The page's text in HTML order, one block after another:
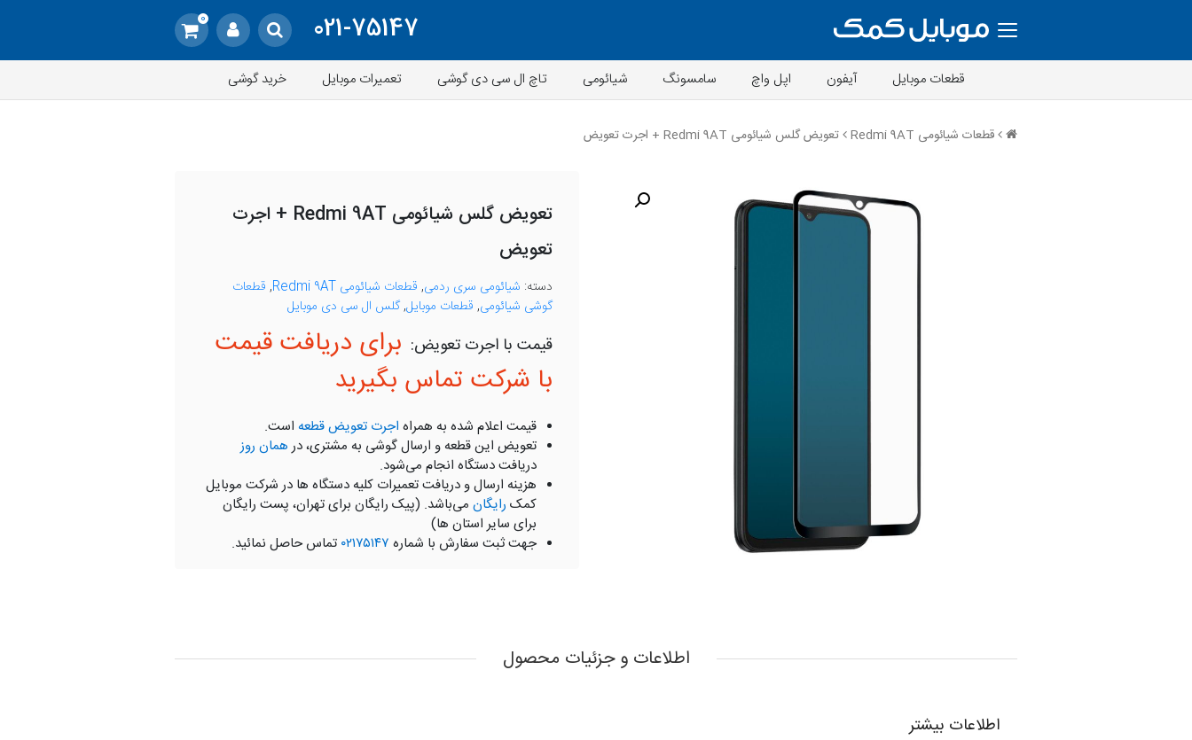
021-75147
0
قطعات موبایل آیفون اپل واچ سامسونگ شیائومی تاچ ال سی دی گوشی تعمیرات موبایل خرید گوشی
قطعات شیائومی Redmi 9AT تعویض گلس شیائومی Redmi 9AT + اجرت تعویض
تعویض گلس شیائومی Redmi 9AT + اجرت
تعویض
دسته: شیائومی سری ردمی, قطعات شیائومی Redmi 9AT , قطعات
گوشی شیائومی, قطعات موبایل,گلس ال سی دی موبایل
برای دریافت قیمت
با شرکت تماس بگیرید
قیمت اعلام شده به همراه اجرت تعویض قطعه است.
تعویض این قطعه و ارسال گوشی به مشتری، درهمان روز
دریافت دستگاه انجام می‌شود.
هزینه ارسال و دریافت تعمیرات کلیه دستگاه ها در شرکت موبایل
کمک رایگان می‌باشد. (پیک رایگان برای تهران، پست رایگان
برای سایر استان ها)
جهت ثبت سفارش با شماره ۰۲۱۷۵۱۴۷ تماس حاصل نمائید.
اطلاعات و جزئیات محصول
اطلاعات بیشتر